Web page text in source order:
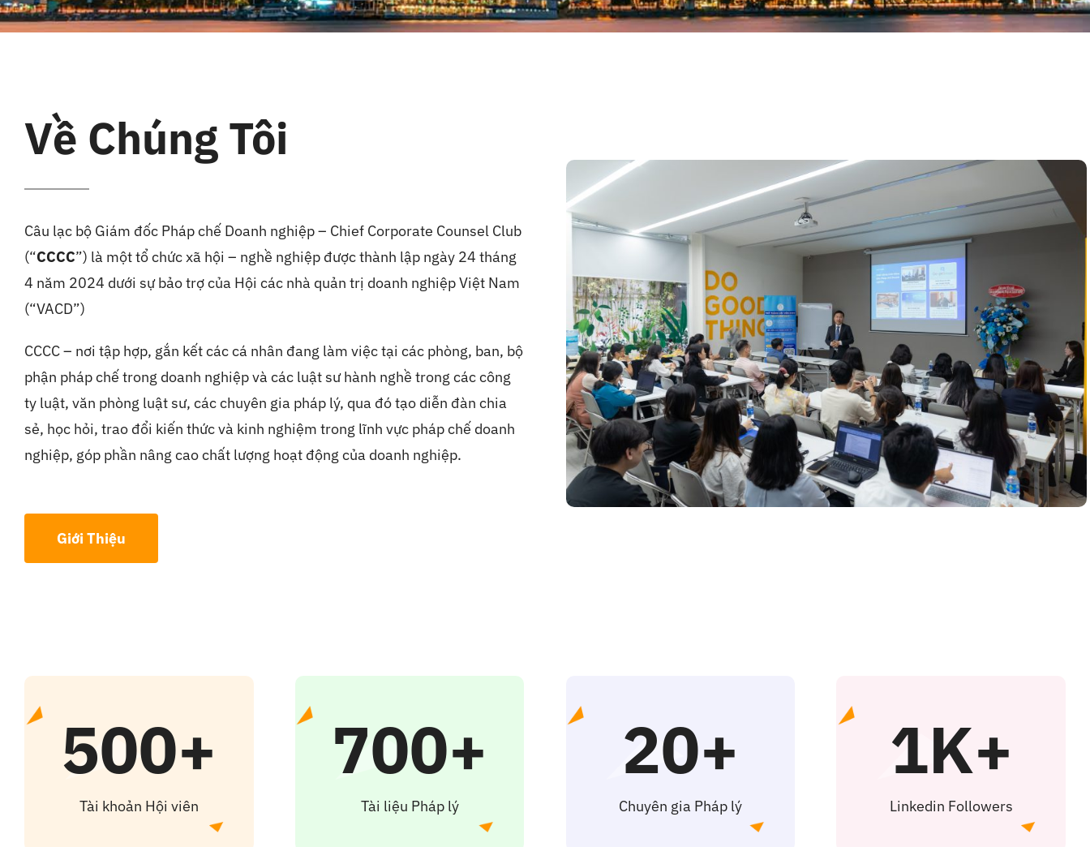
Về Chúng Tôi
Câu lạc bộ Giám đốc Pháp chế Doanh nghiệp – Chief Corporate Counsel Club
(“CCCC”) là một tổ chức xã hội – nghề nghiệp được thành lập ngày 24 tháng
4 năm 2024 dưới sự bảo trợ của Hội các nhà quản trị doanh nghiệp Việt Nam
(“VACD”)
CCCC – nơi tập hợp, gắn kết các cá nhân đang làm việc tại các phòng, ban, bộ
phận pháp chế trong doanh nghiệp và các luật sư hành nghề trong các công
ty luật, văn phòng luật sư, các chuyên gia pháp lý, qua đó tạo diễn đàn chia
sẻ, học hỏi, trao đổi kiến thức và kinh nghiệm trong lĩnh vực pháp chế doanh
nghiệp, góp phần nâng cao chất lượng hoạt động của doanh nghiệp.
Giới Thiệu
500+
Tài khoản Hội viên
700+
Tài liệu Pháp lý
20+
Chuyên gia Pháp lý
1K+
Linkedin Followers